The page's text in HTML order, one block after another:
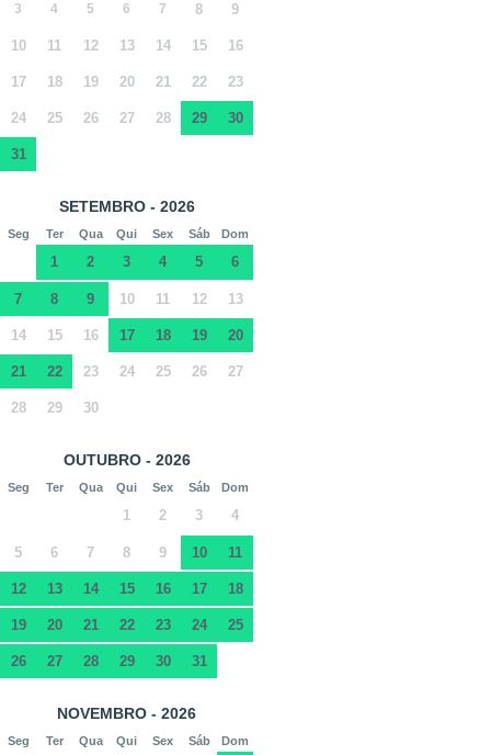
3 4 5 6 7 8 9
10 11 12 13 14 15 16
17 18 19 20 21 22 23
24 25 26 27 28 29 30
31
SETEMBRO - 2026
Seg Ter Qua Qui Sex Sáb Dom
1 2 3 4 5 6
7 8 9 10 11 12 13
14 15 16 17 18 19 20
21 22 23 24 25 26 27
28 29 30
OUTUBRO - 2026
Seg Ter Qua Qui Sex Sáb Dom
1 2 3 4
5 6 7 8 9 10 11
12 13 14 15 16 17 18
19 20 21 22 23 24 25
26 27 28 29 30 31
NOVEMBRO - 2026
Seg Ter Qua Qui Sex Sáb Dom